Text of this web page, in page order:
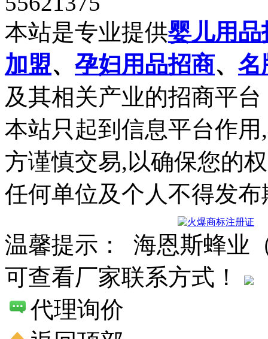
本站是专业提供婴儿用品
加盟、 孕妇用品招商、 名
及其相关产业的招商平台
本站只起到信息平台作
方谨慎交易,以确保您的
任何单位及个人不得发
温馨提示： 海恩斯蜂业
可查看厂家联系方式！
代理询价